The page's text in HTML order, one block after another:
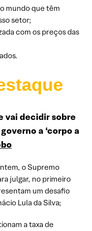
mundo que têm
setor;
com os preços das
vai decidir sobre
a ‘corpo a
o Supremo
julgar, no primeiro
um desafio
Lula da Silva;
a taxa de